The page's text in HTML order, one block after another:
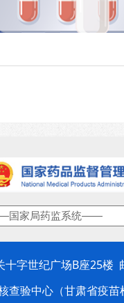
十字世纪广场B座25
查验中心（甘肃省疫